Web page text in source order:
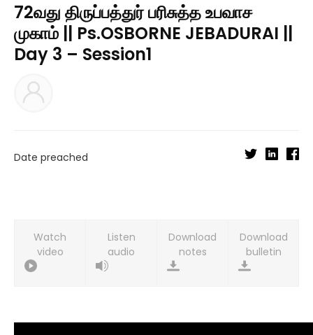
72வது திருப்பத்துர் பரிசுத்த உபவாச
முகாம் || Ps.OSBORNE JEBADURAI ||
Day 3 – Session1
Date preached
Watch
video
Listen
audio
Download
notes
Download
bulletin